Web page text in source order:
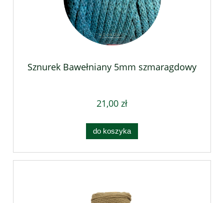
Sznurek Bawełniany 5mm szmaragdowy
21,00 zł
do koszyka